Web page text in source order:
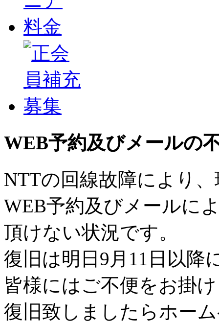
WEB予約及びメールの
NTTの回線故障により
WEB予約及びメールに
頂けない状況です。
復旧は明日9月11日以降
皆様にはご不便をお掛
復旧致しましたらホー